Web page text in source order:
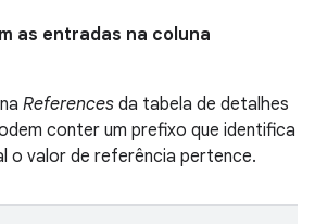
as entradas na coluna
References da tabela de detalhes
conter um prefixo que identifica
o valor de referência pertence.